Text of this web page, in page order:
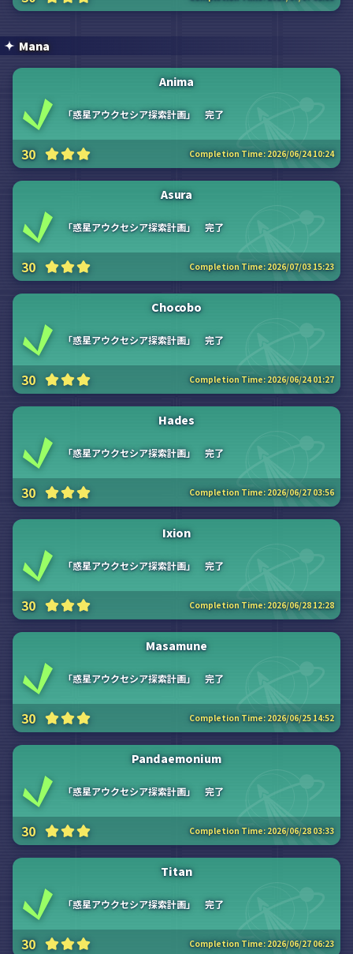
Mana
Anima
「惑星アウクセシア探索計画」 完了
30 Completion Time: 2026/06/24 10:24
Asura
「惑星アウクセシア探索計画」 完了
30 Completion Time: 2026/07/03 15:23
Chocobo
「惑星アウクセシア探索計画」 完了
30 Completion Time: 2026/06/24 01:27
Hades
「惑星アウクセシア探索計画」 完了
30 Completion Time: 2026/06/27 03:56
Ixion
「惑星アウクセシア探索計画」 完了
30 Completion Time: 2026/06/28 12:28
Masamune
「惑星アウクセシア探索計画」 完了
30 Completion Time: 2026/06/25 14:52
Pandaemonium
「惑星アウクセシア探索計画」 完了
30 Completion Time: 2026/06/28 03:33
Titan
「惑星アウクセシア探索計画」 完了
30 Completion Time: 2026/06/27 06:23